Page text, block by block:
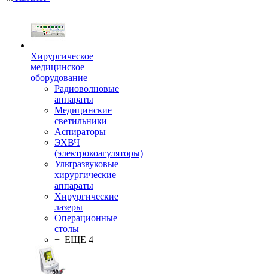
Хирургическое
медицинское
оборудование
Радиоволновые
аппараты
Медицинские
светильники
Аспираторы
ЭХВЧ
(электрокоагуляторы)
Ультразвуковые
хирургические
аппараты
Хирургические
лазеры
Операционные
столы
+ ЕЩЕ 4